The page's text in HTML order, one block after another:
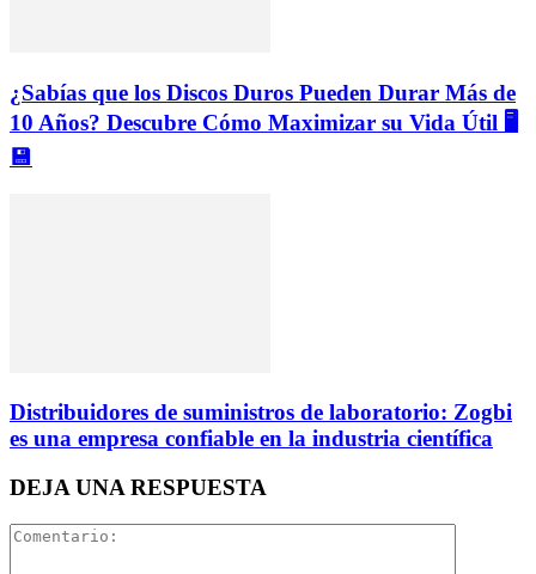
¿Sabías que los Discos Duros Pueden Durar Más de
10 Años? Descubre Cómo Maximizar su Vida Útil 🖥️
💾
Distribuidores de suministros de laboratorio: Zogbi
es una empresa confiable en la industria científica
DEJA UNA RESPUESTA